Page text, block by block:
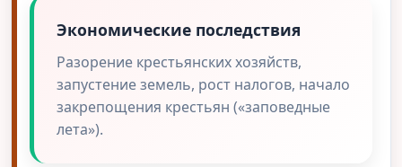
Экономические последствия
Разорение крестьянских хозяйств,
запустение земель, рост налогов, начало
закрепощения крестьян («заповедные
лета»).